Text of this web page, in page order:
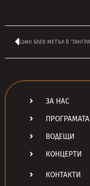
ЗА НАС
ПРОГРАМАТА
ВОДЕЩИ
КОНЦЕРТИ
КОНТАКТИ